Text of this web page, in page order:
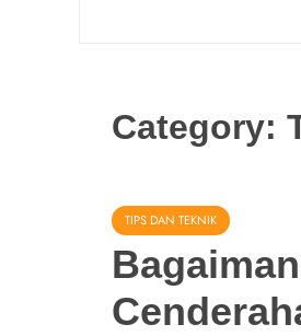
Category:
TIPS DAN TEKNIK